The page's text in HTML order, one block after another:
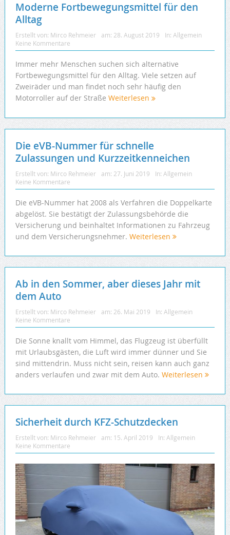
Moderne Fortbewegungsmittel für den
Alltag
Erstellt von: Mirco Rehmeier am: 28. August 2019 In: Allgemein
Keine Kommentare
Immer mehr Menschen suchen sich alternative
Fortbewegungsmittel für den Alltag. Viele setzen auf
Zweiräder und man findet noch sehr häufig den
Motorroller auf der Straße Weiterlesen
Die eVB-Nummer für schnelle
Zulassungen und Kurzzeitkenneichen
Erstellt von: Mirco Rehmeier am: 27. Juni 2019 In: Allgemein
Keine Kommentare
Die eVB-Nummer hat 2008 als Verfahren die Doppelkarte
abgelöst. Sie bestätigt der Zulassungsbehörde die
Versicherung und beinhaltet Informationen zu Fahrzeug
und dem Versicherungsnehmer. Weiterlesen
Ab in den Sommer, aber dieses Jahr mit
dem Auto
Erstellt von: Mirco Rehmeier am: 26. Mai 2019 In: Allgemein
Keine Kommentare
Die Sonne knallt vom Himmel, das Flugzeug ist überfüllt
mit Urlaubsgästen, die Luft wird immer dünner und Sie
sind mittendrin. Muss nicht sein, reisen kann auch ganz
anders verlaufen und zwar mit dem Auto. Weiterlesen
Sicherheit durch KFZ-Schutzdecken
Erstellt von: Mirco Rehmeier am: 15. April 2019 In: Allgemein
Keine Kommentare